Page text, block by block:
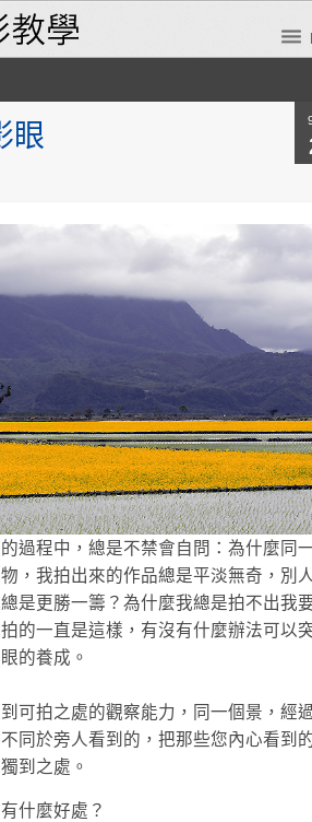
眼
過程中，總是不禁會自問：為什麼同
，我拍出來的作品總是平淡無奇，別
是更勝一籌？為什麼我總是拍不出我
的一直是這樣，有沒有什麼辦法可以
的養成。
可拍之處的觀察能力，同一個景，經
同於旁人看到的，把那些您內心看到
到之處。
什麼好處？